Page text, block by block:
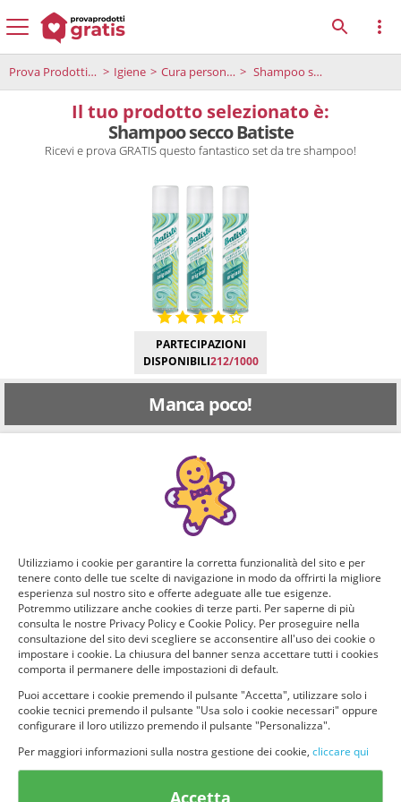
Prova Prodotti Gratis Igiene Cura personale Shampoo secco Batiste
Il tuo prodotto selezionato è:
Shampoo secco Batiste
Ricevi e prova GRATIS questo fantastico set da tre shampoo!
PARTECIPAZIONI
DISPONIBILI212/1000
Manca poco!
consigliarlo ad altri utenti. Per determinare se hai tutti i
requisiti per poter ricevere il prodotto da te selezionato e
testarlo, rispondi a questo breve questionario.
Domanda 1 di 8:
Quale prodotto ti interessa di più?
Per il viso Per le mani
Per i capelli Per il corpo
Altri
Utilizziamo i cookie per garantire la corretta funzionalità del sito e per
tenere conto delle tue scelte di navigazione in modo da offrirti la migliore
esperienza sul nostro sito e offerte adeguate alle tue esigenze.
Potremmo utilizzare anche cookies di terze parti. Per saperne di più
consulta le nostre Privacy Policy e Cookie Policy. Per proseguire nella
consultazione del sito devi scegliere se acconsentire all'uso dei cookie o
impostare i cookie. La chiusura del banner senza accettare tutti i cookies
comporta il permanere delle impostazioni di default.
Puoi accettare i cookie premendo il pulsante "Accetta", utilizzare solo i
cookie tecnici premendo il pulsante "Usa solo i cookie necessari" oppure
configurare il loro utilizzo premendo il pulsante "Personalizza".
Per maggiori informazioni sulla nostra gestione dei cookie, cliccare qui
Accetta